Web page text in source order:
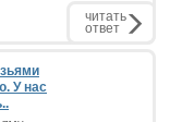
читать
ответ
У нас